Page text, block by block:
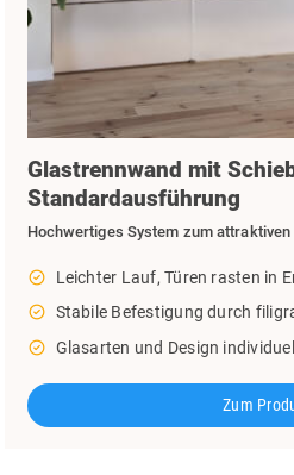
Glastrennwand mit
Standardausführung
Hochwertiges System zum attraktiven
check_circle_outline Leichter Lauf, Türen rasten in
check_circle_outline Stabile Befestigung durch
check_circle_outline Glasarten und Design
Zum